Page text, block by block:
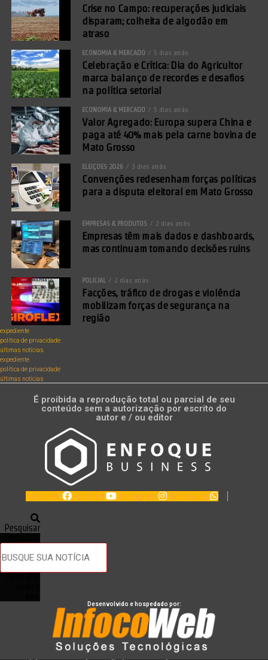
Crise no Campo: recuperações judiciais
disparam; colheita de algodão em
atraso
ECONOMIA & MERCADO 5 dias atrás
Celebração e Crítica: Dia do Agricultor
marca balanço de recordes e desafios
na política setorial
ECONOMIA & MERCADO 5 dias atrás
Valor Agregado: Europa supera China e
paga até 40% mais pela carne bovina de
Mato Grosso
ELEIÇÕES 2026 3 dias atrás
Convenções redesenham forças políticas
para a disputa eleitoral em Mato Grosso
EMPRESAS & PRODUTOS 2 dias atrás
Empresas têm mais dados e dashboards,
mas continuam tomando decisões ruins
POLICIAL 2 dias atrás
Facções, tráfico de drogas e violência
mobilizam forças de segurança na
região
expediente
política de privacidade
últimas notícias
expediente
política de privacidade
últimas notícias
É proibida a reprodução total ou parcial de seu
conteúdo sem a autorização por escrito do
autor e / ou editor
Facebook Youtube Instagram Whatsapp
Pesquisar
Pesquisar
Desenvolvido e hospedado por: